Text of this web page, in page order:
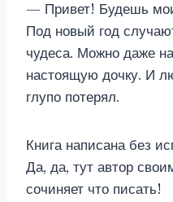
— Привет! Будешь
Под новый год
чудеса. Можно даже
настоящую дочку. И
глупо потерял.
Книга написана без
Да, да, тут автор
сочиняет что писать!